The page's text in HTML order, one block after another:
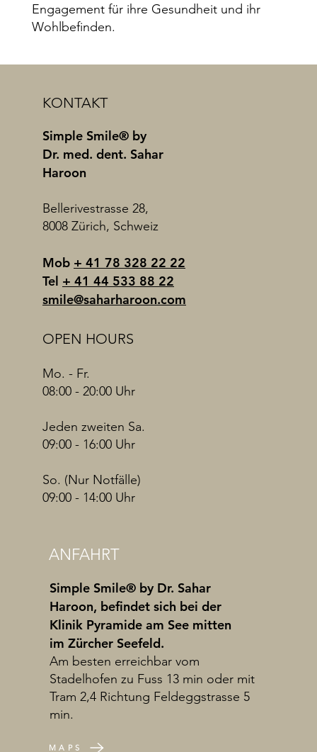
Engagement für ihre Gesundheit und ihr
Wohlbefinden.
KONTAKT
Simple Smile® by
Dr. med. dent. Sahar
Haroon
Bellerivestrasse 28,
8008 Zürich, Schweiz
Mob + 41 78 328 22 22
Tel + 41 44 533 88 22
smile@saharharoon.com
OPEN HOURS
Mo. - Fr.
08:00 - 20:00 Uhr
Jeden zweiten Sa.
09:00 - 16:00 Uhr
So. (Nur Notfälle)
09:00 - 14:00 Uhr
ANFAHRT
Simple Smile® by Dr. Sahar
Haroon, befindet sich bei der
Klinik Pyramide am See mitten
im Zürcher Seefeld.
Am besten erreichbar vom
Stadelhofen zu Fuss 13 min oder mit
Tram 2,4 Richtung Feldeggstrasse 5
min.
MAPS